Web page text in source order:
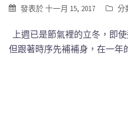
發表於十一月 15, 2017 分
上週已是節氣裡的立冬，即
但跟著時序先補補身，在一